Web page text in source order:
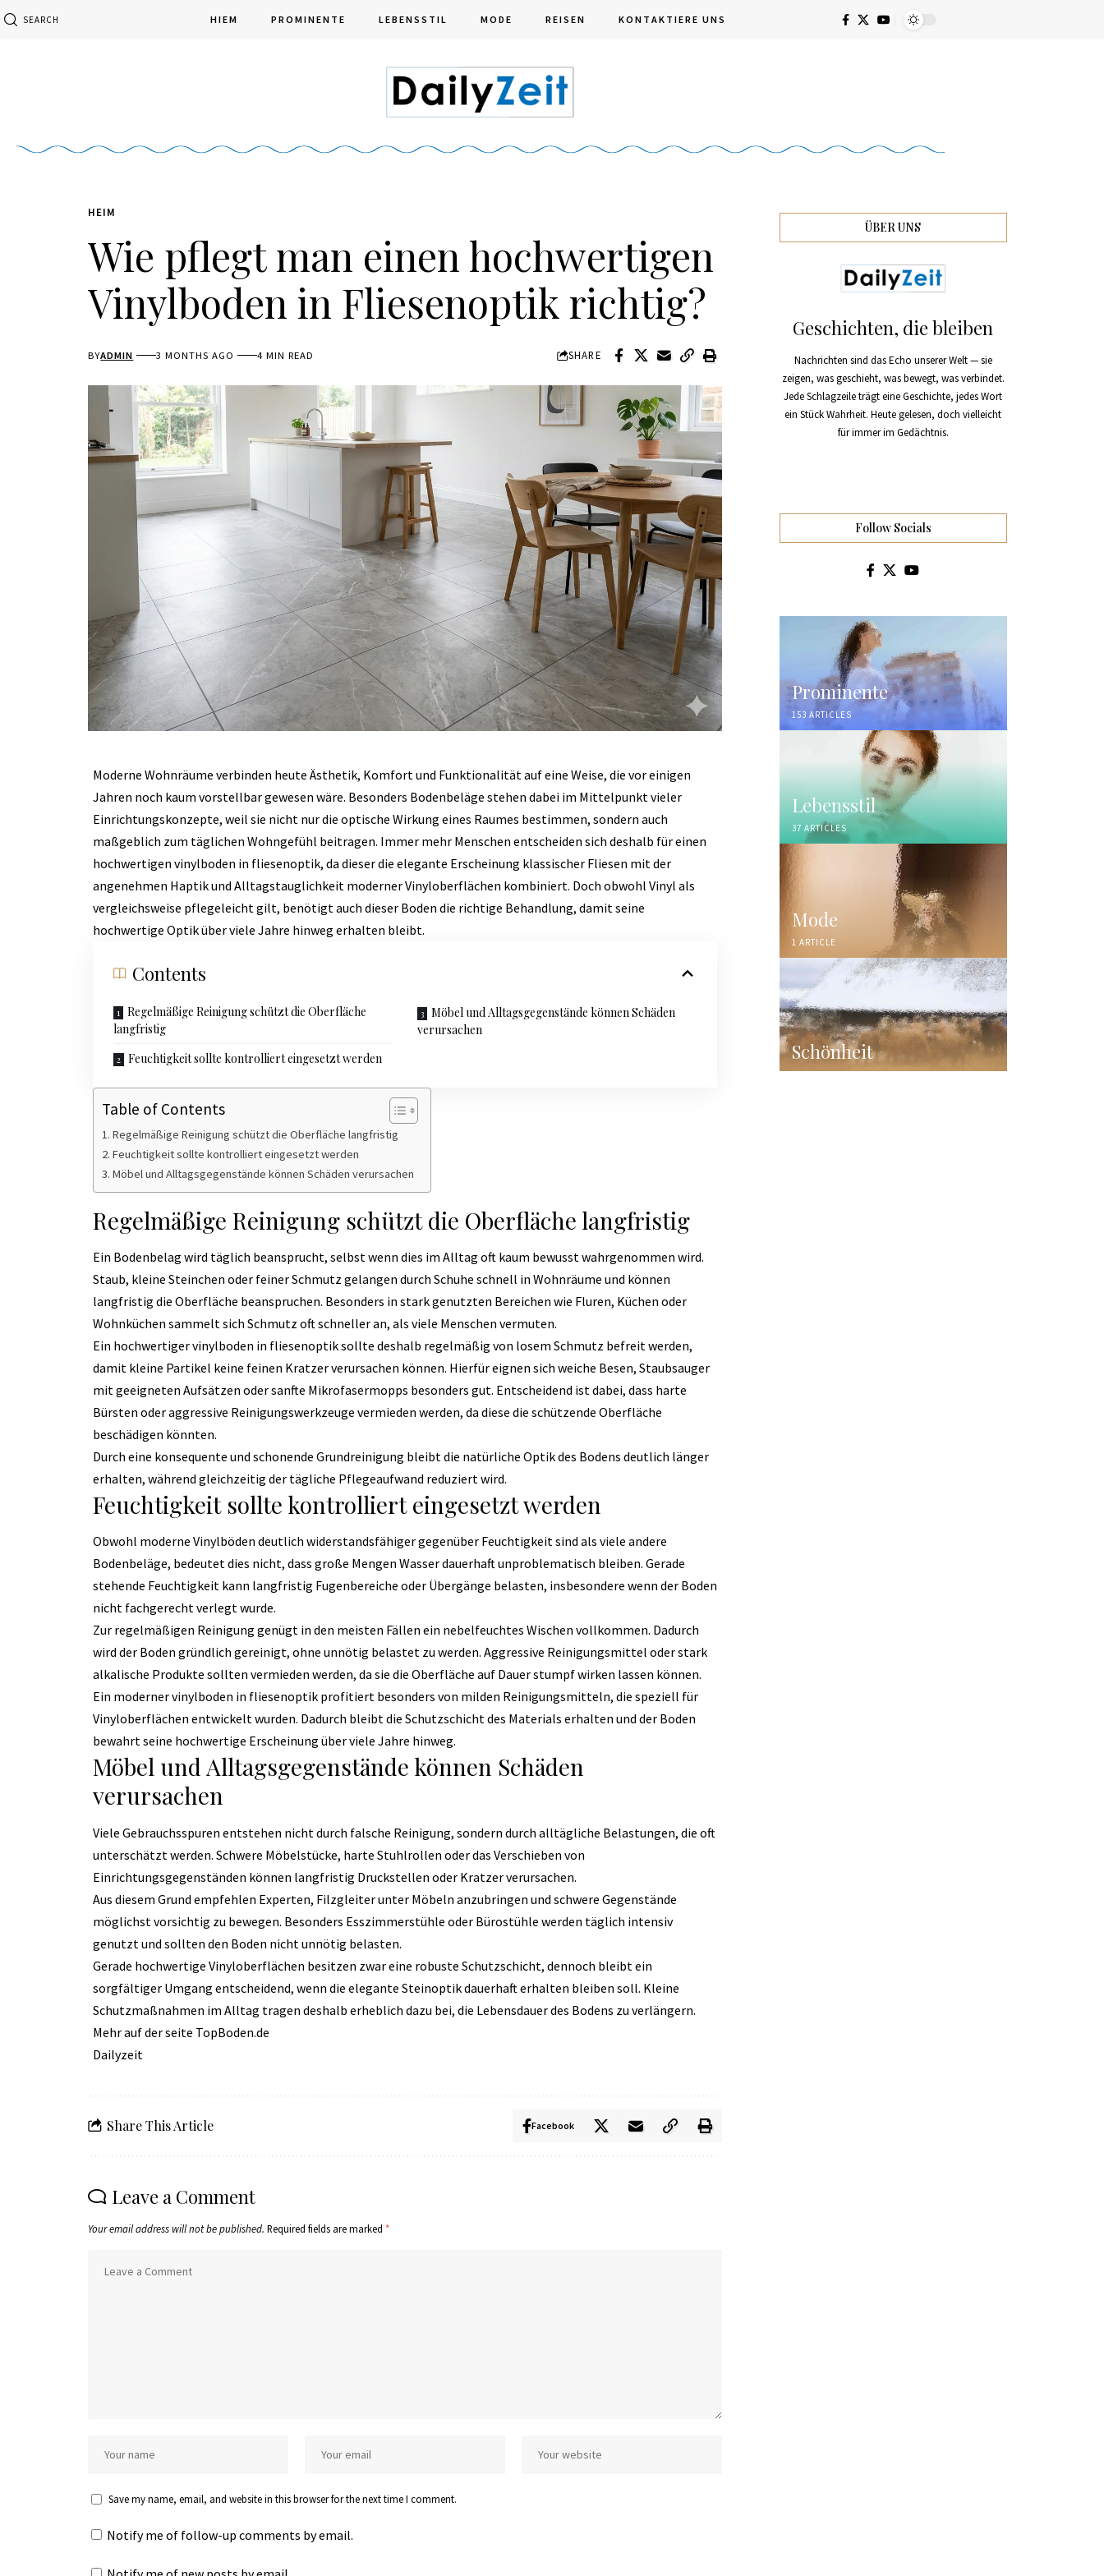
SEARCH HIEM PROMINENTE LEBENSSTIL MODE REISEN KONTAKTIERE UNS
HEIM
Wie pflegt man einen hochwertigen
Vinylboden in Fliesenoptik richtig?
BYADMIN 3 MONTHS AGO 4 MIN READ SHARE
Moderne Wohnräume verbinden heute Ästhetik, Komfort und Funktionalität auf eine Weise, die vor einigen
Jahren noch kaum vorstellbar gewesen wäre. Besonders Bodenbeläge stehen dabei im Mittelpunkt vieler
Einrichtungskonzepte, weil sie nicht nur die optische Wirkung eines Raumes bestimmen, sondern auch
maßgeblich zum täglichen Wohngefühl beitragen. Immer mehr Menschen entscheiden sich deshalb für einen
hochwertigen vinylboden in fliesenoptik, da dieser die elegante Erscheinung klassischer Fliesen mit der
angenehmen Haptik und Alltagstauglichkeit moderner Vinyloberflächen kombiniert. Doch obwohl Vinyl als
vergleichsweise pflegeleicht gilt, benötigt auch dieser Boden die richtige Behandlung, damit seine
hochwertige Optik über viele Jahre hinweg erhalten bleibt.
Contents
Regelmäßige Reinigung schützt die Oberfläche
langfristig
Feuchtigkeit sollte kontrolliert eingesetzt werden
Möbel und Alltagsgegenstände können Schäden
verursachen
Table of Contents
Regelmäßige Reinigung schützt die Oberfläche langfristig
Feuchtigkeit sollte kontrolliert eingesetzt werden
Möbel und Alltagsgegenstände können Schäden verursachen
Regelmäßige Reinigung schützt die Oberfläche langfristig
Ein Bodenbelag wird täglich beansprucht, selbst wenn dies im Alltag oft kaum bewusst wahrgenommen wird.
Staub, kleine Steinchen oder feiner Schmutz gelangen durch Schuhe schnell in Wohnräume und können
langfristig die Oberfläche beanspruchen. Besonders in stark genutzten Bereichen wie Fluren, Küchen oder
Wohnküchen sammelt sich Schmutz oft schneller an, als viele Menschen vermuten.
Ein hochwertigervinylboden in fliesenoptiksollte deshalb regelmäßig von losem Schmutz befreit werden,
damit kleine Partikel keine feinen Kratzer verursachen können. Hierfür eignen sich weiche Besen, Staubsauger
mit geeigneten Aufsätzen oder sanfte Mikrofasermopps besonders gut. Entscheidend ist dabei, dass harte
Bürsten oder aggressive Reinigungswerkzeuge vermieden werden, da diese die schützende Oberfläche
beschädigen könnten.
Durch eine konsequente und schonende Grundreinigung bleibt die natürliche Optik des Bodens deutlich länger
erhalten, während gleichzeitig der tägliche Pflegeaufwand reduziert wird.
Feuchtigkeit sollte kontrolliert eingesetzt werden
Obwohl moderne Vinylböden deutlich widerstandsfähiger gegenüber Feuchtigkeit sind als viele andere
Bodenbeläge, bedeutet dies nicht, dass große Mengen Wasser dauerhaft unproblematisch bleiben. Gerade
stehende Feuchtigkeit kann langfristig Fugenbereiche oder Übergänge belasten, insbesondere wenn der Boden
nicht fachgerecht verlegt wurde.
Zur regelmäßigen Reinigung genügt in den meisten Fällen ein nebelfeuchtes Wischen vollkommen. Dadurch
wird der Boden gründlich gereinigt, ohne unnötig belastet zu werden. Aggressive Reinigungsmittel oder stark
alkalische Produkte sollten vermieden werden, da sie die Oberfläche auf Dauer stumpf wirken lassen können.
Ein moderner vinylboden in fliesenoptik profitiert besonders von milden Reinigungsmitteln, die speziell für
Vinyloberflächen entwickelt wurden. Dadurch bleibt die Schutzschicht des Materials erhalten und der Boden
bewahrt seine hochwertige Erscheinung über viele Jahre hinweg.
Möbel und Alltagsgegenstände können Schäden
verursachen
Viele Gebrauchsspuren entstehen nicht durch falsche Reinigung, sondern durch alltägliche Belastungen, die oft
unterschätzt werden. Schwere Möbelstücke, harte Stuhlrollen oder das Verschieben von
Einrichtungsgegenständen können langfristig Druckstellen oder Kratzer verursachen.
Aus diesem Grund empfehlen Experten, Filzgleiter unter Möbeln anzubringen und schwere Gegenstände
möglichst vorsichtig zu bewegen. Besonders Esszimmerstühle oder Bürostühle werden täglich intensiv
genutzt und sollten den Boden nicht unnötig belasten.
Gerade hochwertige Vinyloberflächen besitzen zwar eine robuste Schutzschicht, dennoch bleibt ein
sorgfältiger Umgang entscheidend, wenn die elegante Steinoptik dauerhaft erhalten bleiben soll. Kleine
Schutzmaßnahmen im Alltag tragen deshalb erheblich dazu bei, die Lebensdauer des Bodens zu verlängern.
Mehr auf der seite TopBoden.de
Dailyzeit
Share This Article Facebook
Leave a Comment
Your email address will not be published. Required fields are marked *
Save my name, email, and website in this browser for the next time I comment.
Notify me of follow-up comments by email.
ÜBER UNS
Geschichten, die bleiben
Nachrichten sind das Echo unserer Welt — sie
zeigen, was geschieht, was bewegt, was verbindet.
Jede Schlagzeile trägt eine Geschichte, jedes Wort
ein Stück Wahrheit. Heute gelesen, doch vielleicht
für immer im Gedächtnis.
Follow Socials
Prominente
153 ARTICLES
Lebensstil
37 ARTICLES
Mode
1 ARTICLE
Schönheit